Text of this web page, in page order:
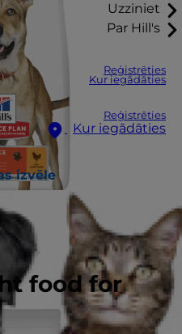
Uzziniet
Par Hill's
Reģistrēties
Kur iegādāties
Reģistrēties
Kur iegādāties
izvēle
food for